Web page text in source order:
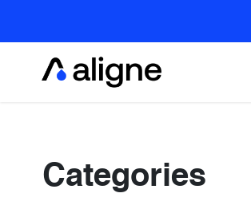
Categories